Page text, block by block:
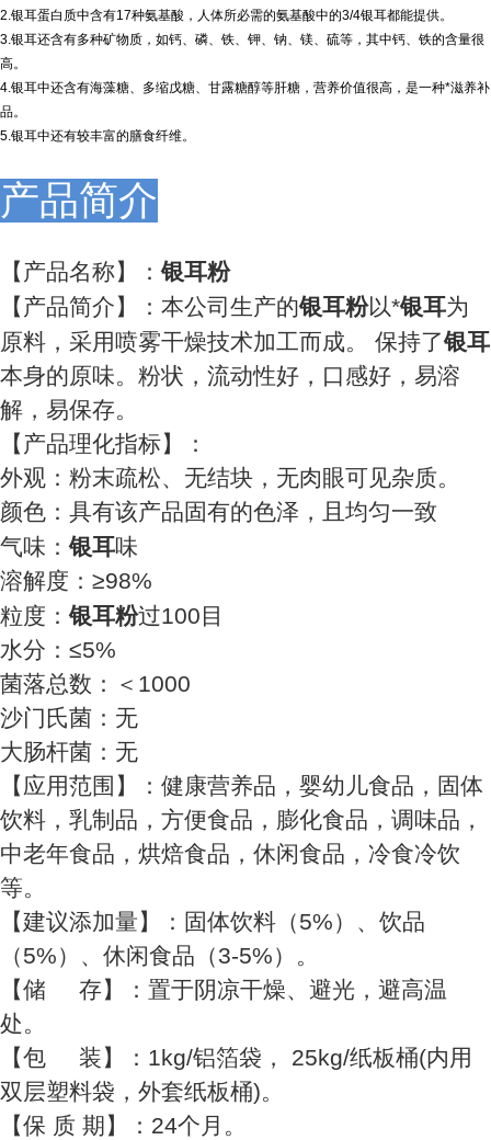
2.银耳蛋白质中含有17种氨基酸，人体所必需的氨基酸中的3/4银耳都能提供。
3.银耳还含有多种矿物质，如钙、磷、铁、钾、钠、镁、硫等，其中钙、铁的含量很
高。
4.银耳中还含有海藻糖、多缩戊糖、甘露糖醇等肝糖，营养价值很高，是一种*滋养补
品。
5.银耳中还有较丰富的膳食纤维。
产品简介
【产品名称】：银耳粉
【产品简介】：本公司生产的银耳粉以*银耳为
原料，采用喷雾干燥技术加工而成。 保持了银耳
本身的原味。粉状，流动性好，口感好，易溶
解，易保存。
【产品理化指标】：
外观：粉末疏松、无结块，无肉眼可见杂质。
颜色：具有该产品固有的色泽，且均匀一致
气味：银耳味
溶解度：≥98%
粒度：银耳粉过100目
水分：≤5%
菌落总数：＜1000
沙门氏菌：无
大肠杆菌：无
【应用范围】：健康营养品，婴幼儿食品，固体
饮料，乳制品，方便食品，膨化食品，调味品，
中老年食品，烘焙食品，休闲食品，冷食冷饮
等。
【建议添加量】：固体饮料（5%）、饮品
（5%）、休闲食品（3-5%）。
【储 存】：置于阴凉干燥、避光，避高温
处。
【包 装】：1kg/铝箔袋， 25kg/纸板桶(内用
双层塑料袋，外套纸板桶)。
【保 质 期】：24个月。